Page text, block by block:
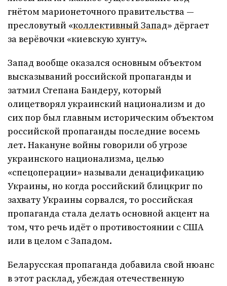
гнётом марионеточного правительства —
пресловутый «коллективный Запад» дёргает
за верёвочки «киевскую хунту».
Запад вообще оказался основным объектом
высказываний российской пропаганды и
затмил Степана Бандеру, который
олицетворял украинский национализм и до
сих пор был главным историческим объектом
российской пропаганды последние восемь
лет. Накануне войны говорили об угрозе
украинского национализма, целью
«спецоперации» называли денацификацию
Украины, но когда российский блицкриг по
захвату Украины сорвался, то российская
пропаганда стала делать основной акцент на
том, что речь идёт о противостоянии с США
или в целом с Западом.
Беларусская пропаганда добавила свой нюанс
в этот расклад, убеждая отечественную